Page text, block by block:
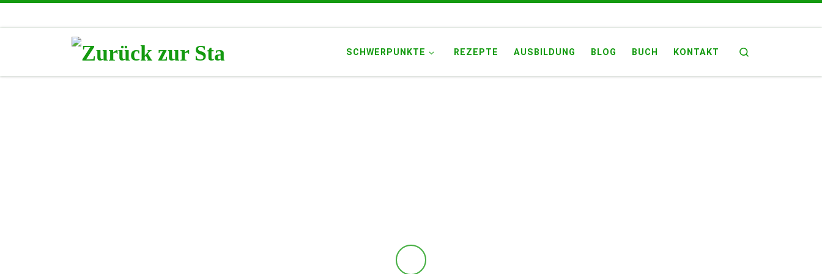
SCHWERPUNKTE REZEPTE AUSBILDUNG BLOG BUCH KONTAKT